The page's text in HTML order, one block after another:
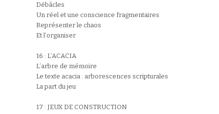
Débâcles
Un réel et une conscience fragmentaires
Représenter le chaos
Et l’organiser
16 : L’ACACIA
L’arbre de mémoire
Le texte acacia : arborescences scripturales
La part du jeu
17 : JEUX DE CONSTRUCTION